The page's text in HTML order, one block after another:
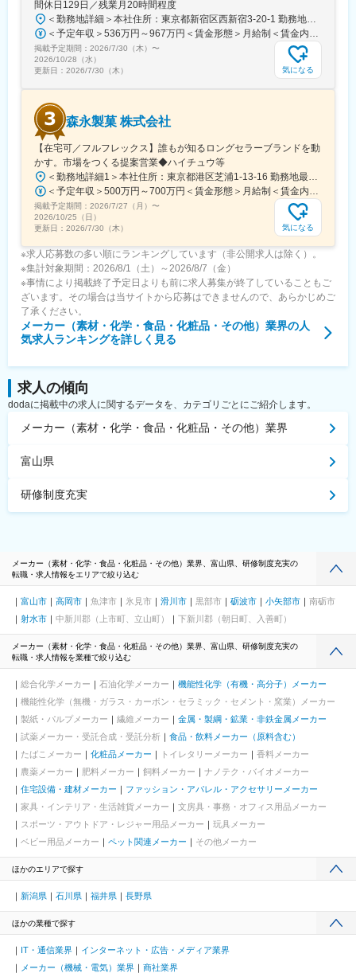
県)、熱田駅、新豊田駅、中村公園駅、岡山駅前駅、自動車学校前
駅、新浜松駅、遠州病院駅、志井公園駅、平和通駅、黒崎駅前
駅、くいな橋駅、九条駅(京都府)、山科駅、四条駅(京都市営)、曽
根田駅、中浜駅、祇園駅(福岡県)、天神南駅、呉服町駅(福岡県)、
鹿児島駅前駅、さくら夙川駅、芦屋川駅、久寿川駅、宝塚南口
駅、鵜沼駅、京成千葉駅、市川真間駅、栗林駅、狸小路駅、山頂
駅(千光寺山)、熊本駅前駅、新水前寺駅前駅、上熊本駅、新宿三丁
目駅、新宿駅(東京メトロ)、都電雑司ケ谷駅、東京駅、高輪ゲート
ウェイ駅、馬喰横山駅、京成関屋駅、築地市場駅、神田駅(東京
都)、立川南駅、新代田駅、稲荷町駅(東京都)、向原駅(東京都)、蓮
沼駅、銀座駅、水道橋駅、芝公園駅、北参道駅、高島町駅、武蔵
溝ノ口駅、馬車道駅、海老江駅、長堀橋駅、なんば駅(南海線)、Ｊ
Ｒ難波駅、大阪城北詰駅、動物園前駅、大阪駅、谷町四丁目駅、
四ツ橋駅、北天下茶屋駅、北浜駅(大阪府)、名鉄名古屋駅、駅前
駅、西川緑道公園駅、第一通り駅、志井駅(北九州高速鉄道)、西小
倉駅、西黒崎駅、東寺駅、四宮駅、五条駅(京都市営)、京都河原町
駅、櫛田神社前駅、天神駅、水族館口駅、北１２条駅、大通駅、
芦屋駅(阪神線)、鳴尾・武庫川女子大前駅、駒ケ林駅、高速神戸
駅、神戸三宮駅(阪神)、風の丘中間駅、犬山遊園駅、新千葉駅、今
橋駅、片原町駅(香川県)、資生館小学校前駅、二本木口駅、味噌天
神前駅、県立体育館前駅
や先輩社員との同行など、様々な形で学んでいただき、営業担当
者としてご活躍いただける水準を目指します。また導入研修以降
についても、自己啓発や能力開発のための環境が整っています。※
手上げ式研修、自己啓発、英語力向上の機会など
変更の範囲：会社の定める業務
間休日129日／残業月20時間程度
掲載予定期間： 2026/7/30（木） 〜
2026/10/28（水）
更新日： 2026/7/30（木） 気になる
森永製菓 株式会社
【在宅可／フルフレックス】誰もが知るロングセラーブランドを動
かす。市場をつくる提案営業◆ハイチュウ等
掲載予定期間： 2026/7/27（月） 〜
2026/10/25（日）
更新日： 2026/7/30（木） 気になる
※求人応募数の多い順にランキングしています（非公開求人は除く）。
※集計対象期間：2026/8/1（土）～2026/8/7（金）
※事情により掲載終了予定日よりも前に求人募集が終了していることもご
ざいます。その場合は当サイトから応募はできませんので、あらかじめご
了承ください。
メーカー（素材・化学・食品・化粧品・その他）業界の人
気求人ランキングを詳しく見る
求人の傾向
dodaに掲載中の求人に関するデータを、カテゴリごとにご紹介します。
メーカー（素材・化学・食品・化粧品・その他）業界
富山県
研修制度充実
メーカー（素材・化学・食品・化粧品・その他）業界、富山県、研修制度充実の
転職・求人情報をエリアで絞り込む
富山市 高岡市 魚津市 氷見市 滑川市 黒部市 砺波市 小矢部市
南砺市
射水市
中新川郡（上市町、立山町） 下新川郡（朝日町、入善町）
メーカー（素材・化学・食品・化粧品・その他）業界、富山県、研修制度充実の
転職・求人情報を業種で絞り込む
総合化学メーカー 石油化学メーカー
機能性化学（有機・高分子）メーカー
機能性化学（無機・ガラス・カーボン・セラミック・セメント・窯業）メーカー
製紙・パルプメーカー
繊維メーカー
金属・製綱・鉱業・非鉄金属メーカー
試薬メーカー・受託合成・受託分析
食品・飲料メーカー（原料含む）
たばこメーカー
化粧品メーカー トイレタリーメーカー
香料メーカー
農薬メーカー
肥料メーカー 飼料メーカー
ナノテク・バイオメーカー
住宅設備・建材メーカー
ファッション・アパレル・アクセサリーメーカー
家具・インテリア・生活雑貨メーカー
文房具・事務・オフィス用品メーカー
スポーツ・アウトドア・レジャー用品メーカー
玩具メーカー
ベビー用品メーカー
ペット関連メーカー その他メーカー
ほかのエリアで探す
新潟県 石川県 福井県 長野県
ほかの業種で探す
IT・通信業界
インターネット・広告・メディア業界
メーカー（機械・電気）業界
商社業界